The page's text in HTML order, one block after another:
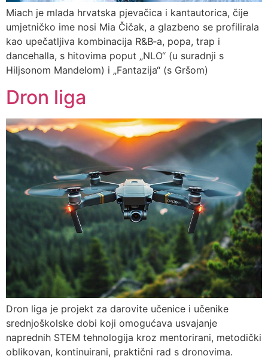
Miach je mlada hrvatska pjevačica i kantautorica, čije
umjetničko ime nosi Mia Čičak, a glazbeno se profilirala
kao upečatljiva kombinacija R&B‑a, popa, trap i
dancehalla, s hitovima poput „NLO“ (u suradnji s
Hiljsonom Mandelom) i „Fantazija“ (s Gršom)
Dron liga
Dron liga je projekt za darovite učenice i učenike
srednjoškolske dobi koji omogućava usvajanje
naprednih STEM tehnologija kroz mentorirani, metodički
oblikovan, kontinuirani, praktični rad s dronovima.